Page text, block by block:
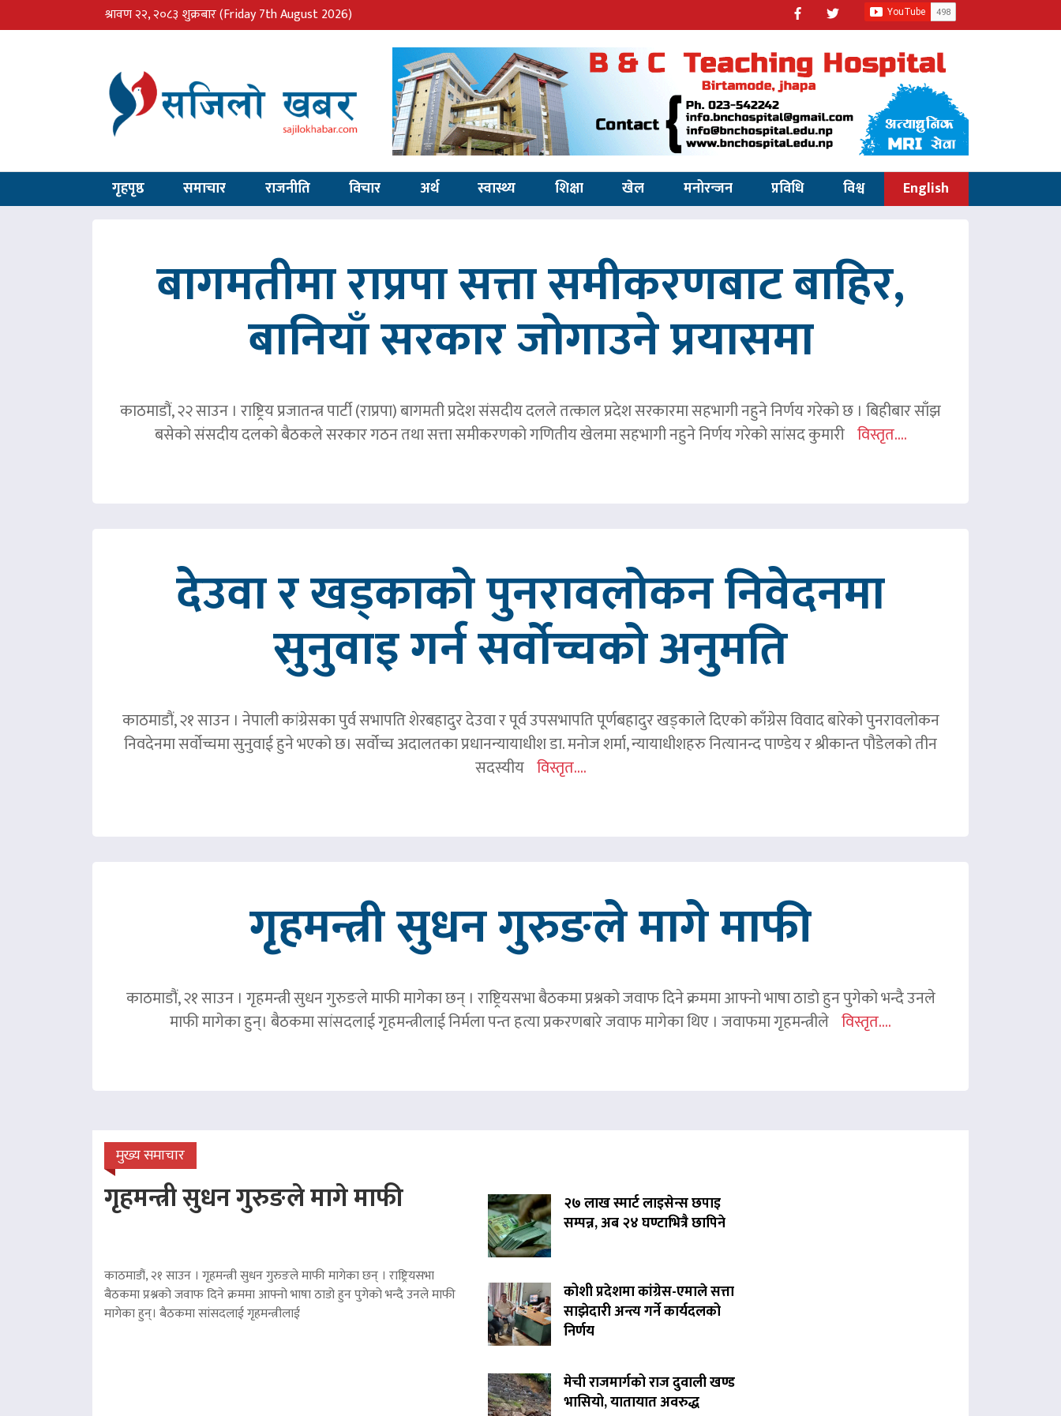
श्रावण २२, २०८३ शुक्रबार(Friday 7th August 2026)
गृहपृष्ठ समाचार राजनीति विचार अर्थ स्वास्थ्य शिक्षा खेल मनोरन्जन प्रविधि विश्व English
बागमतीमा राप्रपा सत्ता समीकरणबाट बाहिर,
बानियाँ सरकार जोगाउने प्रयासमा
काठमाडौं, २२ साउन । राष्ट्रिय प्रजातन्त्र पार्टी (राप्रपा) बागमती प्रदेश संसदीय दलले तत्काल प्रदेश सरकारमा सहभागी नहुने निर्णय गरेको छ । बिहीबार साँझ
बसेको संसदीय दलको बैठकले सरकार गठन तथा सत्ता समीकरणको गणितीय खेलमा सहभागी नहुने निर्णय गरेको सांसद कुमारी विस्तृत....
देउवा र खड्काको पुनरावलोकन निवेदनमा
सुनुवाइ गर्न सर्वोच्चको अनुमति
काठमाडौं, २१ साउन । नेपाली कांग्रेसका पुर्व सभापति शेरबहादुर देउवा र पूर्व उपसभापति पूर्णबहादुर खड्काले दिएको काँग्रेस विवाद बारेको पुनरावलोकन
निवदेनमा सर्वोच्चमा सुनुवाई हुने भएको छ। सर्वोच्च अदालतका प्रधानन्यायाधीश डा. मनोज शर्मा, न्यायाधीशहरु नित्यानन्द पाण्डेय र श्रीकान्त पौडेलको तीन
सदस्यीय विस्तृत....
गृहमन्त्री सुधन गुरुङले मागे माफी
काठमाडौं, २१ साउन । गृहमन्त्री सुधन गुरुङले माफी मागेका छन् । राष्ट्रियसभा बैठकमा प्रश्नको जवाफ दिने क्रममा आफ्नो भाषा ठाडो हुन पुगेको भन्दै उनले
माफी मागेका हुन्। बैठकमा सांसदलाई गृहमन्त्रीलाई निर्मला पन्त हत्या प्रकरणबारे जवाफ मागेका थिए । जवाफमा गृहमन्त्रीले विस्तृत....
मुख्य समाचार
गृहमन्त्री सुधन गुरुङले मागे माफी
काठमाडौं, २१ साउन । गृहमन्त्री सुधन गुरुङले माफी मागेका छन् । राष्ट्रियसभा
बैठकमा प्रश्नको जवाफ दिने क्रममा आफ्नो भाषा ठाडो हुन पुगेको भन्दै उनले माफी
मागेका हुन्। बैठकमा सांसदलाई गृहमन्त्रीलाई
२७ लाख स्मार्ट लाइसेन्स छपाइ
सम्पन्न, अब २४ घण्टाभित्रै छापिने
कोशी प्रदेशमा कांग्रेस-एमाले सत्ता
साझेदारी अन्त्य गर्ने कार्यदलको
निर्णय
मेची राजमार्गको राज दुवाली खण्ड
भासियो, यातायात अवरुद्ध